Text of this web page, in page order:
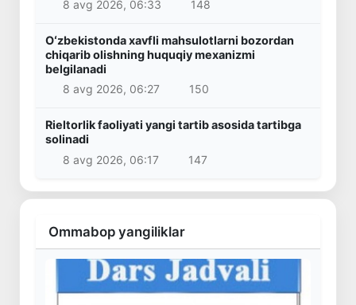
8 avg 2026, 06:33
148
Oʻzbekistonda xavfli mahsulotlarni bozordan
chiqarib olishning huquqiy mexanizmi
belgilanadi
8 avg 2026, 06:27
150
Rieltorlik faoliyati yangi tartib asosida tartibga
solinadi
8 avg 2026, 06:17
147
Ommabop yangiliklar